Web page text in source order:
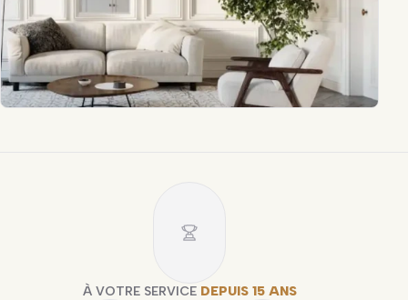
À VOTRE SERVICE DEPUIS 15 ANS